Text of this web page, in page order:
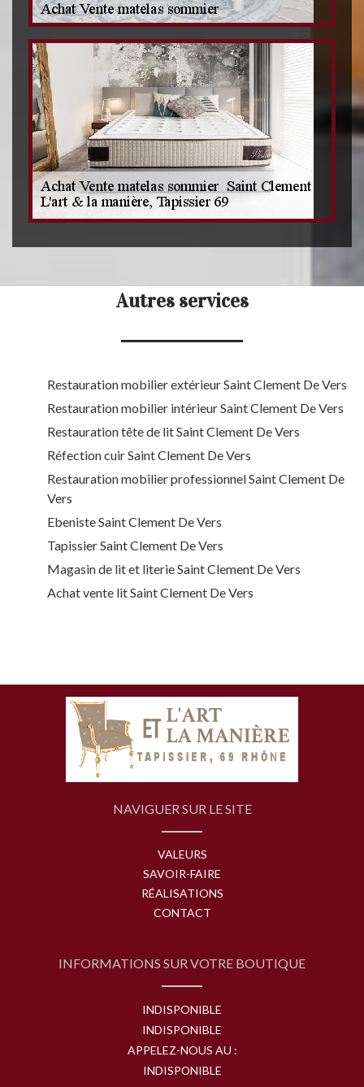
Autres services
Restauration mobilier extérieur Saint Clement De Vers
Restauration mobilier intérieur Saint Clement De Vers
Restauration tête de lit Saint Clement De Vers
Réfection cuir Saint Clement De Vers
Restauration mobilier professionnel Saint Clement De
Vers
Ebeniste Saint Clement De Vers
Tapissier Saint Clement De Vers
Magasin de lit et literie Saint Clement De Vers
Achat vente lit Saint Clement De Vers
NAVIGUER SUR LE SITE
VALEURS
SAVOIR-FAIRE
RÉALISATIONS
CONTACT
INFORMATIONS SUR VOTRE BOUTIQUE
INDISPONIBLE
INDISPONIBLE
APPELEZ-NOUS AU :
INDISPONIBLE